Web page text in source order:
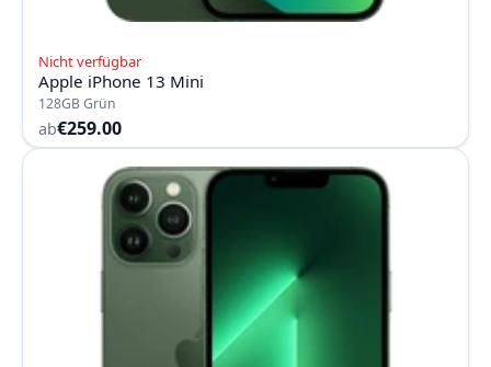
Nicht verfügbar
Apple iPhone 13 Mini
128GB Grün
ab€259.00